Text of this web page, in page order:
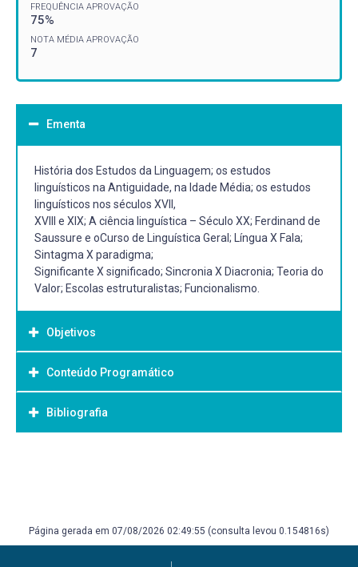
FREQUÊNCIA APROVAÇÃO
75%
NOTA MÉDIA APROVAÇÃO
7
Ementa
História dos Estudos da Linguagem; os estudos
linguísticos na Antiguidade, na Idade Média; os estudos
linguísticos nos séculos XVII,
XVIII e XIX; A ciência linguística – Século XX; Ferdinand de
Saussure e oCurso de Linguística Geral; Língua X Fala;
Sintagma X paradigma;
Significante X significado; Sincronia X Diacronia; Teoria do
Valor; Escolas estruturalistas; Funcionalismo.
Objetivos
Objetivo Geral:
Geral
Proporcionar aos alunos o conhecimento de um
· Espera-se que os alunos sejam capazes de:
· Compreender a importância histórica das escolas
Conteúdo Programático
A História dos Estudos da Linguagem I
significado; Teoria do Valor
Bibliografia
CÂMARA JR., Joaquim Mattoso. História da linguística.
Página gerada em 07/08/2026 02:49:55 (consulta levou 0.154816s)